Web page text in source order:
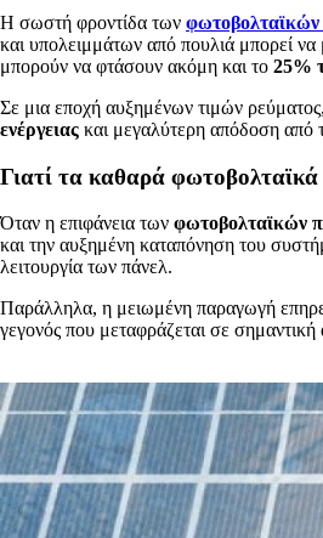
Η σωστή φροντίδα των φωτοβολταϊκών
και υπολειμμάτων από πουλιά μπορεί
μπορούν να φτάσουν ακόμη και το 25%
Σε μια εποχή αυξημένων τιμών
ενέργειας και μεγαλύτερη απόδοση από
Γιατί τα καθαρά φωτοβολταϊκά
Όταν η επιφάνεια των φωτοβολταϊκών
και την αυξημένη καταπόνηση του
λειτουργία των πάνελ.
Παράλληλα, η μειωμένη παραγωγή
γεγονός που μεταφράζεται σε